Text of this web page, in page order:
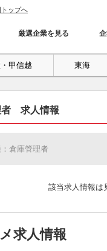
トップへ
厳選企業を見る
甲信越 東海
者 求人情報
倉庫管理者
該当求人情報は
求人情報